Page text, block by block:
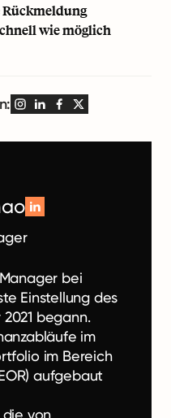
Rückmeldung
wie möglich
bei
Einstellung des
begann.
im
im Bereich
aufgebaut
von